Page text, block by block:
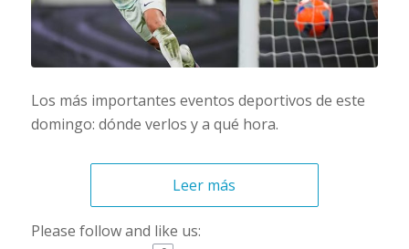
Los más importantes eventos deportivos de este
domingo: dónde verlos y a qué hora.
Leer más
Please follow and like us: